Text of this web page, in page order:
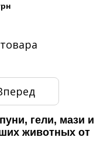
гели, мази и
животных от